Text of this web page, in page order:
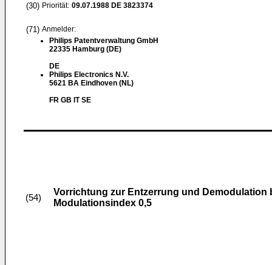
(30) Priorität: 09.07.1988 DE 3823374
(71) Anmelder:
Philips Patentverwaltung GmbH
22335 Hamburg (DE)
DE
Philips Electronics N.V.
5621 BA Eindhoven (NL)
FR GB IT SE
(54)
Vorrichtung zur Entzerrung und
Modulationsindex 0,5